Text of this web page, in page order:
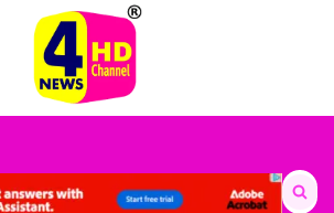
Search
for: